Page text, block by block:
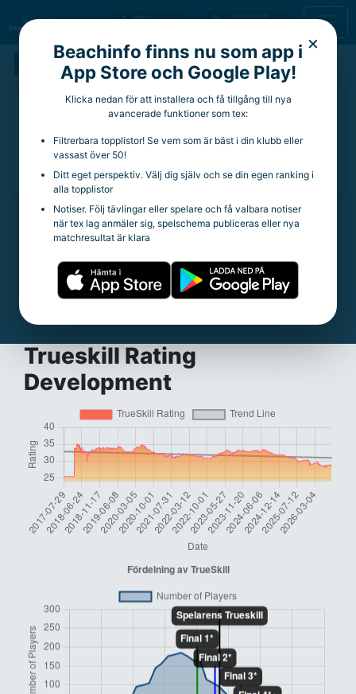
×
Beachinfo finns nu som app i
App Store och Google Play!
Klicka nedan för att installera och få tillgång till nya
avancerade funktioner som tex:
Filtrerbara topplistor! Se vem som är bäst i din klubb eller
vassast över 50!
Ditt eget perspektiv. Välj dig själv och se din egen ranking i
alla topplistor
Notiser. Följ tävlingar eller spelare och få valbara notiser
när tex lag anmäler sig, spelschema publiceras eller nya
matchresultat är klara
Rasmus Bodén
Aktuella rankingpoäng:
Totala rankingpoäng:18 349
Statistik
Trueskill Rating:28.57
Spelade matcher:785
Vinstprocent:69.68%
Trueskill Rating
Development